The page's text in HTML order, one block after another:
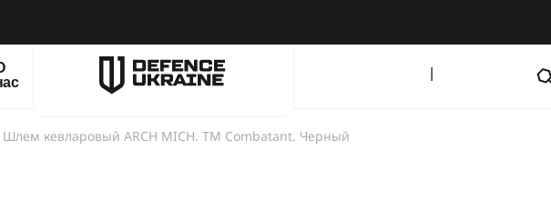
Шлем кевларовый ARCH MICH. ТМ Combatant. Черный